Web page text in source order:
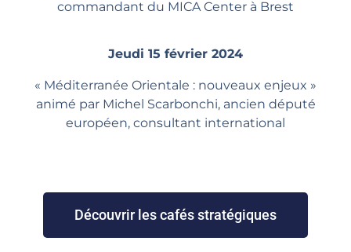
commandant du MICA Center à Brest
Jeudi 15 février 2024
« Méditerranée Orientale : nouveaux enjeux »
animé par Michel Scarbonchi, ancien député
européen, consultant international
Découvrir les cafés stratégiques